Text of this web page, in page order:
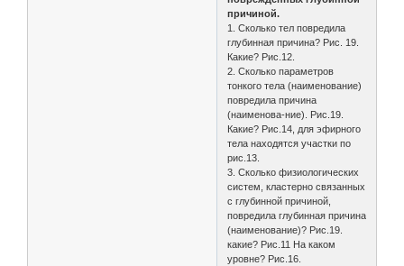
причиной.
1. Сколько тел повредила
глубинная причина? Рис. 19.
Какие? Рис.12.
2. Сколько параметров
тонкого тела (наименование)
повредила причина
(наименова-ние). Рис.19.
Какие? Рис.14, для эфирного
тела находятся участки по
рис.13.
3. Сколько физиологических
систем, кластерно связанных
с глубинной причиной,
повредила глубинная причина
(наименование)? Рис.19.
какие? Рис.11 На каком
уровне? Рис.16.